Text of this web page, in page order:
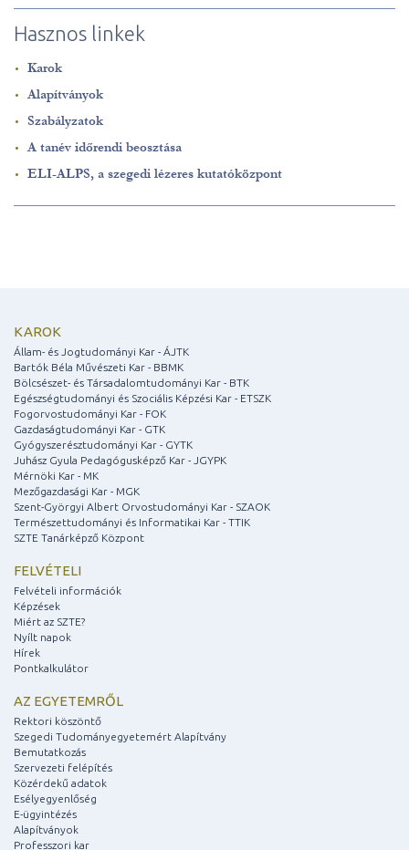
Hasznos linkek
Karok
Alapítványok
Szabályzatok
A tanév időrendi beosztása
ELI-ALPS, a szegedi lézeres kutatóközpont
KAROK
Állam- és Jogtudományi Kar - ÁJTK
Bartók Béla Művészeti Kar - BBMK
Bölcsészet- és Társadalomtudományi Kar - BTK
Egészségtudományi és Szociális Képzési Kar - ETSZK
Fogorvostudományi Kar - FOK
Gazdaságtudományi Kar - GTK
Gyógyszerésztudományi Kar - GYTK
Juhász Gyula Pedagógusképző Kar - JGYPK
Mérnöki Kar - MK
Mezőgazdasági Kar - MGK
Szent-Györgyi Albert Orvostudományi Kar - SZAOK
Természettudományi és Informatikai Kar - TTIK
SZTE Tanárképző Központ
FELVÉTELI
Felvételi információk
Képzések
Miért az SZTE?
Nyílt napok
Hírek
Pontkalkulátor
AZ EGYETEMRŐL
Rektori köszöntő
Szegedi Tudományegyetemért Alapítvány
Bemutatkozás
Szervezeti felépítés
Közérdekű adatok
Esélyegyenlőség
E-ügyintézés
Alapítványok
Professzori kar